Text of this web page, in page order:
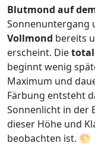
Blutmond auf
Sonnenuntergang
Vollmond bereits
erscheint. Die
beginnt wenig
Maximum und
Färbung entsteht
Sonnenlicht in der
dieser Höhe und
beobachten ist. 🌕